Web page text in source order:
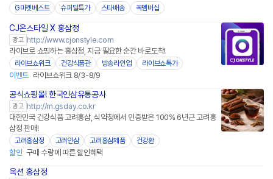
G마켓베스트 슈퍼딜특가 스타배송 꼭멤버십
CJ온스타일 X 홍삼정
광고 http://www.cjonstyle.com
라이브로 쇼핑하는 홍삼정, 지금 필요한 순간 바로도착!
라이브쇼위크 건강식품관 방송라인업 라이브쇼특가
이벤트 라이브쇼위크 8/3-8/9
공식쇼핑몰! 한국인삼유통공사
광고 http://m.gsday.co.kr
대한민국 건강식품 고려홍삼, 식약청에서 인증받은 100% 6년근 고려홍
삼정 판매!
고려홍삼정 고려인삼 고려홍삼제품 건강환
할인 구매 수량에 따른 할인혜택
옥션 홍삼정